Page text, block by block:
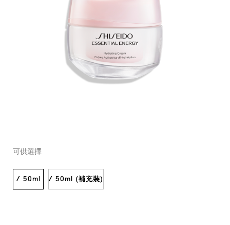
編
10118285101_hk
可供選擇
/ 50ml / 50ml (補充裝)